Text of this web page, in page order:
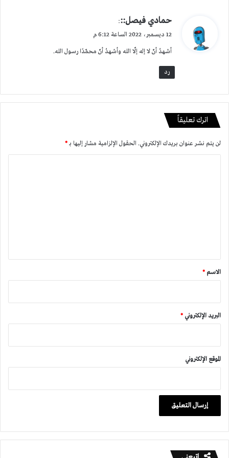
ي
ل
حمادي فيصل:::
12 ديسمبر، 2022 الساعة 6:12 م
أشهدُ أنّ لا إله إلّا الله وأشهدُ أنّ محمّدًا رسول الله.
رد
اترك تعليقاً
لن يتم نشر عنوان بريدك الإلكتروني. الحقول الإلزامية مشار إليها بـ*
*
الاسم *
البريد الإلكتروني *
الموقع الإلكتروني